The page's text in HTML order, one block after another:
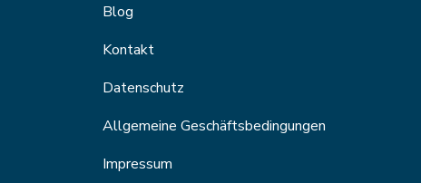
Blog
Kontakt
Datenschutz
Allgemeine Geschäftsbedingungen
Impressum